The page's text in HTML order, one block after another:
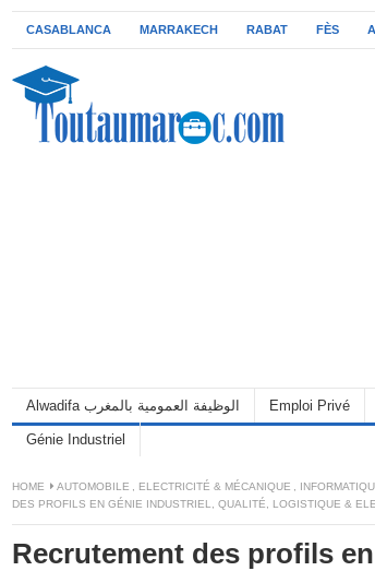
CASABLANCA MARRAKECH RABAT FÈS
Alwadifa الوظيفة العمومية بالمغرب Emploi Privé
Génie Industriel
HOME AUTOMOBILE ELECTRICITÉ & MÉCANIQUE
DES PROFILS EN GÉNIE INDUSTRIEL, QUALITÉ, LOGISTIQUE &
Recrutement des profils